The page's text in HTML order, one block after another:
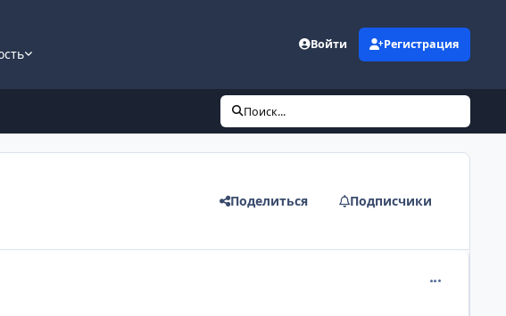
Войти Регистрация
Поиск...
Поделиться Подписчики